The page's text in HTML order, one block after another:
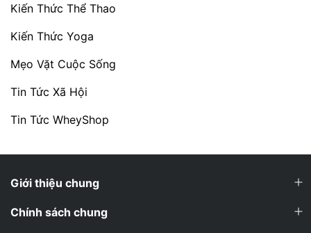
Kiến Thức Thể Thao
Kiến Thức Yoga
Mẹo Vặt Cuộc Sống
Tin Tức Xã Hội
Tin Tức WheyShop
Giới thiệu chung
Chính sách chung